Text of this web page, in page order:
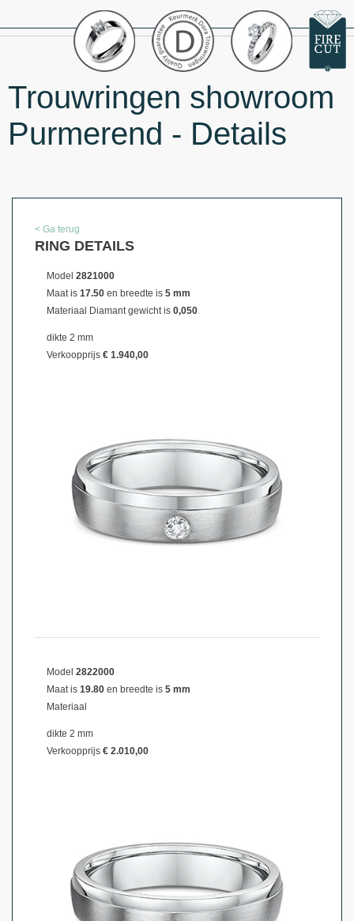
Trouwringen showroom
Purmerend - Details
< Ga terug
RING DETAILS
Model 2821000
Maat is 17.50 en breedte is 5 mm
Materiaal Diamant gewicht is 0,050
dikte 2 mm
Verkoopprijs € 1.940,00
Model 2822000
Maat is 19.80 en breedte is 5 mm
Materiaal
dikte 2 mm
Verkoopprijs € 2.010,00